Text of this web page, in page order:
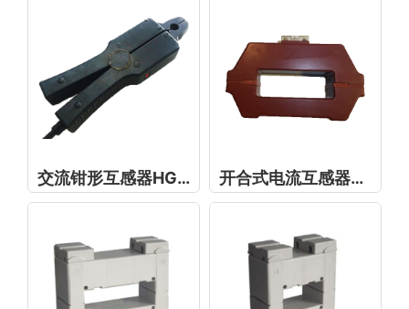
交流钳形互感器HGQ8 开合式电流互感器LXZK-0.66-150*50